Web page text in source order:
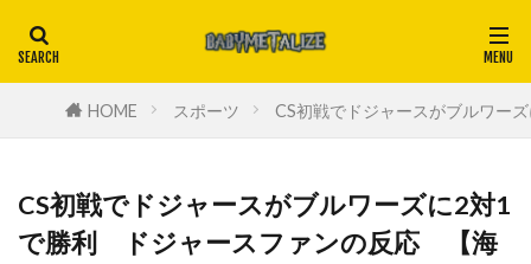
HOME スポーツ CS初戦でドジャースがブルワー
CS初戦でドジャースがブルワーズに2対1
で勝利 ドジャースファンの反応 【海